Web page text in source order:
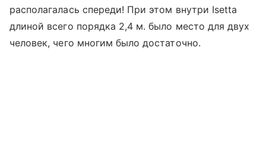
располагалась спереди! При этом внутри Isetta
длиной всего порядка 2,4 м. было место для двух
человек, чего многим было достаточно.